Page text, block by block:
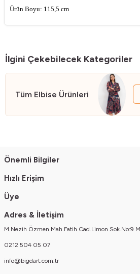
Ürün Boyu: 115,5 cm
• El isi ve boncuklu ürünler hassas programda
• Baskili ürünler zamanla dökülebilir
• Yikamada ürünü bozmamak için 30 C'yi
• Ürünü yikarken yikama talimatina uygun
• Giysileri kuruturken direkt günes isigina
İlgini Çekebilecek Kategoriler
Tüm Elbise Ürünleri
Önemli Bilgiler
Hızlı Erişim
Üye
Adres & İletişim
M.Nezih Özmen Mah.Fatih Cad.Limon Sok.No:9
0212 504 05 07
info@bigdart.com.tr